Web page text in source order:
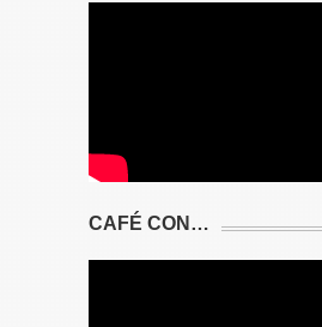
CAFÉ CON…